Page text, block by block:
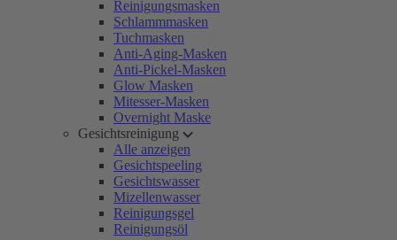
Reinigungsmasken
Schlammmasken
Tuchmasken
Anti-Aging-Masken
Anti-Pickel-Masken
Glow Masken
Mitesser-Masken
Overnight Maske
Gesichtsreinigung
Alle anzeigen
Gesichtspeeling
Gesichtswasser
Mizellenwasser
Reinigungsgel
Reinigungsöl